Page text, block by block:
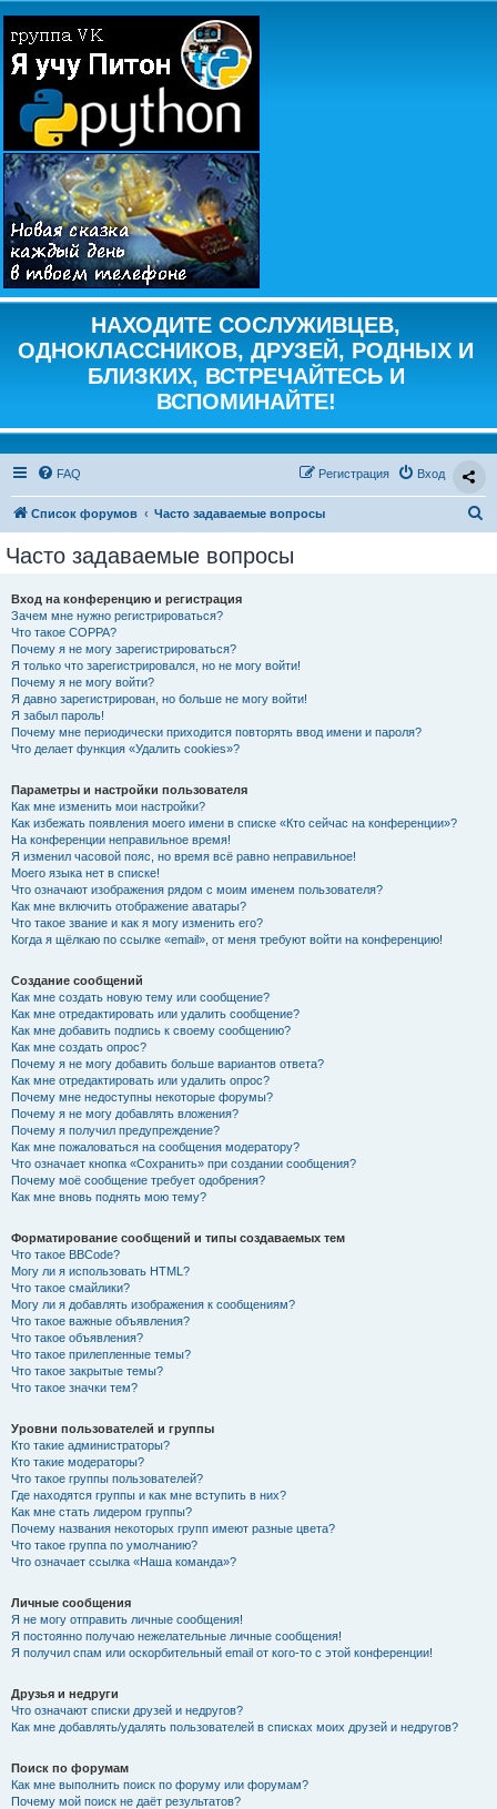
НАХОДИТЕ СОСЛУЖИВЦЕВ,
ОДНОКЛАССНИКОВ, ДРУЗЕЙ, РОДНЫХ И
БЛИЗКИХ, ВСТРЕЧАЙТЕСЬ И
ВСПОМИНАЙТЕ!
FAQ Вход
Регистрация
Список форумов Часто задаваемые вопросы
Часто задаваемые вопросы
Вход на конференцию и регистрация
Зачем мне нужно регистрироваться?
Что такое COPPA?
Почему я не могу зарегистрироваться?
Я только что зарегистрировался, но не могу войти!
Почему я не могу войти?
Я давно зарегистрирован, но больше не могу войти!
Я забыл пароль!
Почему мне периодически приходится повторять ввод имени и пароля?
Что делает функция «Удалить cookies»?
Параметры и настройки пользователя
Как мне изменить мои настройки?
Как избежать появления моего имени в списке «Кто сейчас на конференции»?
На конференции неправильное время!
Я изменил часовой пояс, но время всё равно неправильное!
Моего языка нет в списке!
Что означают изображения рядом с моим именем пользователя?
Как мне включить отображение аватары?
Что такое звание и как я могу изменить его?
Когда я щёлкаю по ссылке «email», от меня требуют войти на конференцию!
Создание сообщений
Как мне создать новую тему или сообщение?
Как мне отредактировать или удалить сообщение?
Как мне добавить подпись к своему сообщению?
Как мне создать опрос?
Почему я не могу добавить больше вариантов ответа?
Как мне отредактировать или удалить опрос?
Почему мне недоступны некоторые форумы?
Почему я не могу добавлять вложения?
Почему я получил предупреждение?
Как мне пожаловаться на сообщения модератору?
Что означает кнопка «Сохранить» при создании сообщения?
Почему моё сообщение требует одобрения?
Как мне вновь поднять мою тему?
Форматирование сообщений и типы создаваемых тем
Что такое BBCode?
Могу ли я использовать HTML?
Что такое смайлики?
Могу ли я добавлять изображения к сообщениям?
Что такое важные объявления?
Что такое объявления?
Что такое прилепленные темы?
Что такое закрытые темы?
Что такое значки тем?
Уровни пользователей и группы
Кто такие администраторы?
Кто такие модераторы?
Что такое группы пользователей?
Где находятся группы и как мне вступить в них?
Как мне стать лидером группы?
Почему названия некоторых групп имеют разные цвета?
Что такое группа по умолчанию?
Что означает ссылка «Наша команда»?
Личные сообщения
Я не могу отправить личные сообщения!
Я постоянно получаю нежелательные личные сообщения!
Я получил спам или оскорбительный email от кого-то с этой конференции!
Друзья и недруги
Что означают списки друзей и недругов?
Как мне добавлять/удалять пользователей в списках моих друзей и недругов?
Поиск по форумам
Как мне выполнить поиск по форуму или форумам?
Почему мой поиск не даёт результатов?